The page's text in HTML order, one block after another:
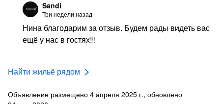
Sandi
Три недели назад
Нина благодарим за отзыв. Будем рады видеть вас
ещё у нас в гостях!!!
Найти жильё рядом
Объявление размещено 4 апреля 2025 г., обновлено